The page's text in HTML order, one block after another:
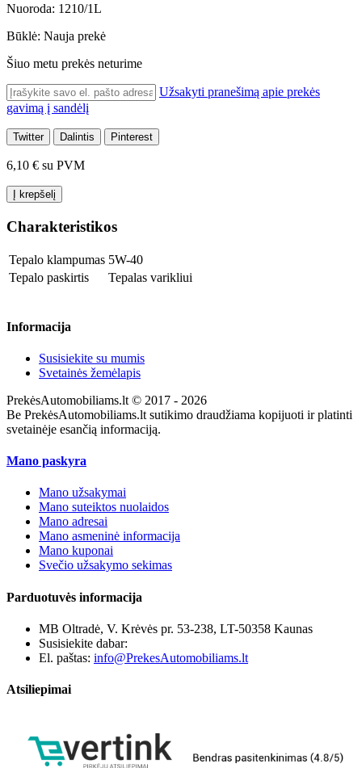
Nuoroda: 1210/1L
Būklė: Nauja prekė
Šiuo metu prekės neturime
Užsakyti pranešimą apie prekės
gavimą į sandėlį
Twitter Dalintis Pinterest
6,10 € su PVM
Į krepšelį
Charakteristikos
Tepalo klampumas 5W-40
Tepalo paskirtis
Tepalas varikliui
Informacija
Susisiekite su mumis
Svetainės žemėlapis
PrekėsAutomobiliams.lt © 2017 - 2026
Be PrekėsAutomobiliams.lt sutikimo draudžiama kopijuoti ir platinti
svetainėje esančią informaciją.
Mano paskyra
Mano užsakymai
Mano suteiktos nuolaidos
Mano adresai
Mano asmeninė informacija
Mano kuponai
Svečio užsakymo sekimas
Parduotuvės informacija
MB Oltradė, V. Krėvės pr. 53-238, LT-50358 Kaunas
Susisiekite dabar:
El. paštas: info@PrekesAutomobiliams.lt
Atsiliepimai